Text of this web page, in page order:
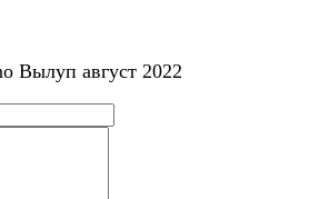
Вылуп август 2022